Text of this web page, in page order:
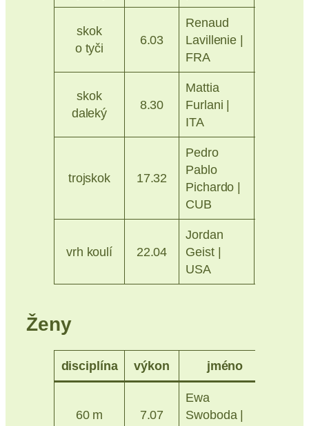
skok
o tyči
6.03
Renaud
Lavillenie |
FRA
skok
daleký
8.30
Mattia
Furlani |
ITA
trojskok 17.32
Pedro
Pablo
Pichardo |
CUB
vrh koulí 22.04
Jordan
Geist |
USA
Ženy
disciplína výkon jméno
60 m 7.07
Ewa
Swoboda |